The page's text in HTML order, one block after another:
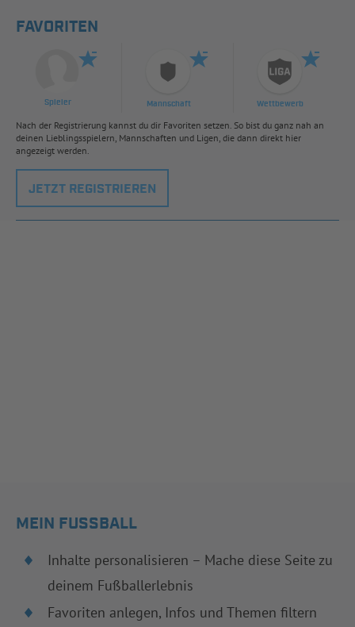
FAVORITEN
Spieler Mannschaft Wettbewerb
Nach der Registrierung kannst du dir Favoriten setzen. So bist du ganz nah an
deinen Lieblingsspielern, Mannschaften und Ligen, die dann direkt hier
angezeigt werden.
JETZT REGISTRIEREN
MEIN FUSSBALL
Inhalte personalisieren – Mache diese Seite zu
deinem Fußballerlebnis
Favoriten anlegen, Infos und Themen filtern